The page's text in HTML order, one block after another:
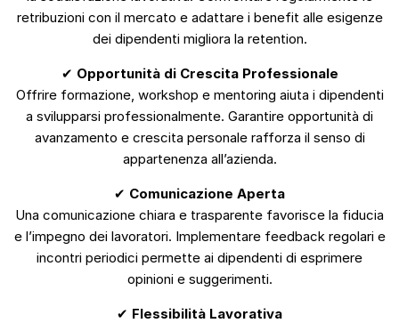
retribuzioni con il mercato e adattare i benefit alle esigenze
dei dipendenti migliora la retention.
✔ Opportunità di Crescita Professionale
Offrire formazione, workshop e mentoring aiuta i dipendenti
a svilupparsi professionalmente. Garantire opportunità di
avanzamento e crescita personale rafforza il senso di
appartenenza all’azienda.
✔ Comunicazione Aperta
Una comunicazione chiara e trasparente favorisce la fiducia
e l’impegno dei lavoratori. Implementare feedback regolari e
incontri periodici permette ai dipendenti di esprimere
opinioni e suggerimenti.
✔ Flessibilità Lavorativa